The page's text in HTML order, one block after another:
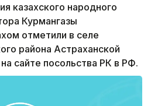
казахского народного
Курмангазы
отметили в селе
района Астраханской
сайте посольства РК в РФ.